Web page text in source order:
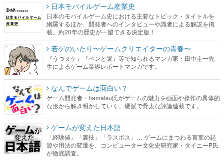
日本モバイルゲーム産業史
日本のモバイルゲーム史における主要なトピック・タイトルを
網羅するほか、開発者へのインタビューや識者による解説を掲
載。約20年の歴史が一望できる決定版！
若ゲのいたり〜ゲームクリエイターの青春〜
『うつヌケ』『ペンと箸』等で知られるマンガ家・田中圭一先
生によるゲーム業界レポートマンガです。
なんでゲームは面白い？
ゲーム開発者・hamatsu氏がゲームの魅力を画面や操作の具体的
な形から解き明かしていく、硬派で骨太な評論連載です。
ゲームが変えた日本語
「経験値」「裏技」「ラスボス」… ゲームにまつわる言葉の起
源や用法の変遷を、コンピューター文化史研究家・タイニーP氏
が徹底調査。